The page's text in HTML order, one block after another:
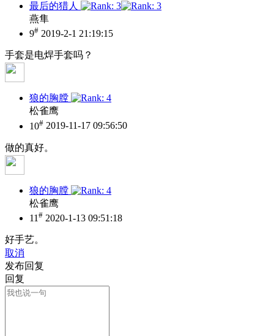
最后的猎人
燕隼
9# 2019-2-1 21:19:15
手套是电焊手套吗？
狼的胸膛
松雀鹰
10# 2019-11-17 09:56:50
做的真好。
狼的胸膛
松雀鹰
11 # 2020-1-13 09:51:18
好手艺。
取消
发布回复
回复